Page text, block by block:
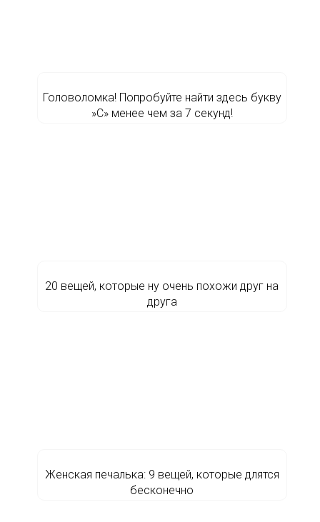
Головоломка! Попробуйте найти здесь букву
»С» менее чем за 7 секунд!
20 вещей, которые ну очень похожи друг на
друга
Женская печалька: 9 вещей, которые длятся
бесконечно